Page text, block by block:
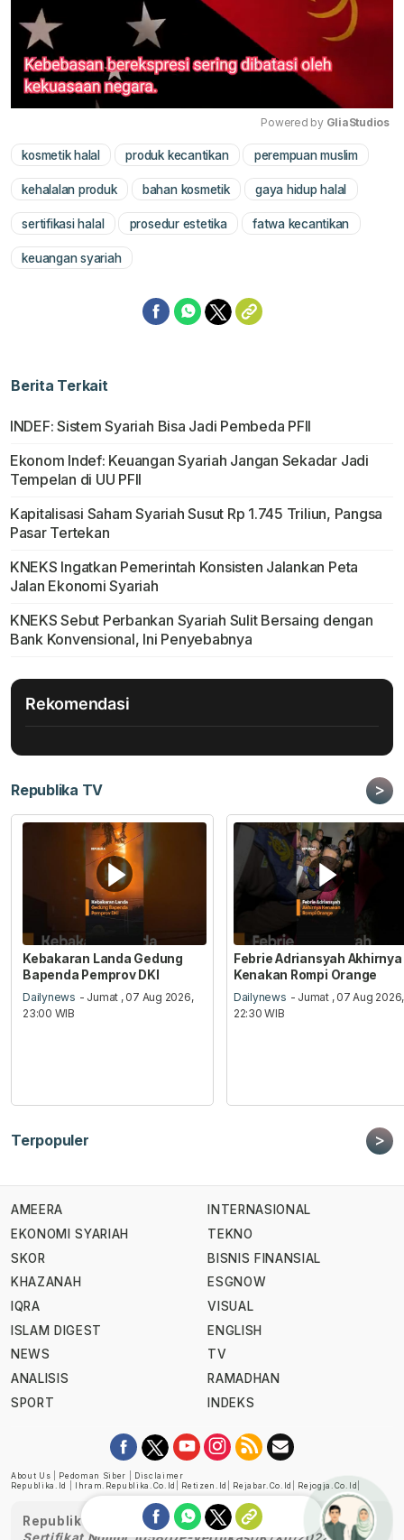
Mute
Powered by GliaStudios
kosmetik halal produk kecantikan perempuan muslim
kehalalan produk bahan kosmetik gaya hidup halal
sertifikasi halal prosedur estetika fatwa kecantikan
keuangan syariah
Berita Terkait
INDEF: Sistem Syariah Bisa Jadi Pembeda PFII
Ekonom Indef: Keuangan Syariah Jangan Sekadar Jadi
Tempelan di UU PFII
Kapitalisasi Saham Syariah Susut Rp 1.745 Triliun, Pangsa
Pasar Tertekan
KNEKS Ingatkan Pemerintah Konsisten Jalankan Peta
Jalan Ekonomi Syariah
KNEKS Sebut Perbankan Syariah Sulit Bersaing dengan
Bank Konvensional, Ini Penyebabnya
Rekomendasi
Republika TV >
Kebakaran Landa Gedung
Bapenda Pemprov DKI
Dailynews - Jumat , 07 Aug 2026,
23:00 WIB
Febrie Adriansyah Akhirnya
Kenakan Rompi Orange
Dailynews - Jumat , 07 Aug 2026,
22:30 WIB
Terpopuler >
AMEERA
EKONOMI SYARIAH
SKOR
KHAZANAH
IQRA
ISLAM DIGEST
NEWS
ANALISIS
SPORT
INTERNASIONAL
TEKNO
BISNIS FINANSIAL
ESGNOW
VISUAL
ENGLISH
TV
RAMADHAN
INDEKS
About Us Pedoman Siber
Disclaimer
Republika.id
Ihram.republika.co.id Retizen.id Rejabar.co.id Rejogja.co.id
Republika telah diverifikasi oleh Dewan Pers